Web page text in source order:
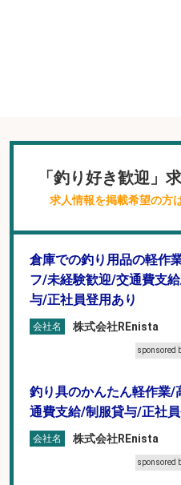
「釣り好き歓迎」
求人情報を掲載希望の方
倉庫での釣り用品の軽作
フ/未経験歓迎/交通費支
与/正社員登用あり
会社名 株式会社REnista
sponsored
釣り具のかんたん軽作業/
通費支給/制服貸与/正社
会社名 株式会社REnista
sponsored